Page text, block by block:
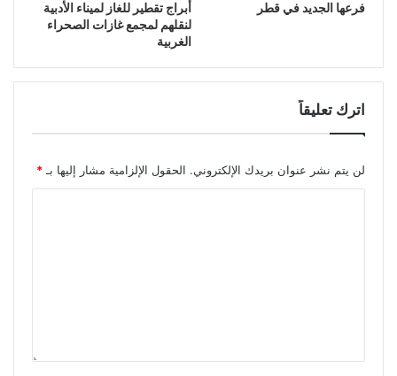
فرعها الجديد في قطر
أبراج تقطير للغاز لميناء الأدبية
لنقلهم لمجمع غازات الصحراء
الغربية
اترك تعليقاً
لن يتم نشر عنوان بريدك الإلكتروني. الحقول الإلزامية مشار إليها بـ *